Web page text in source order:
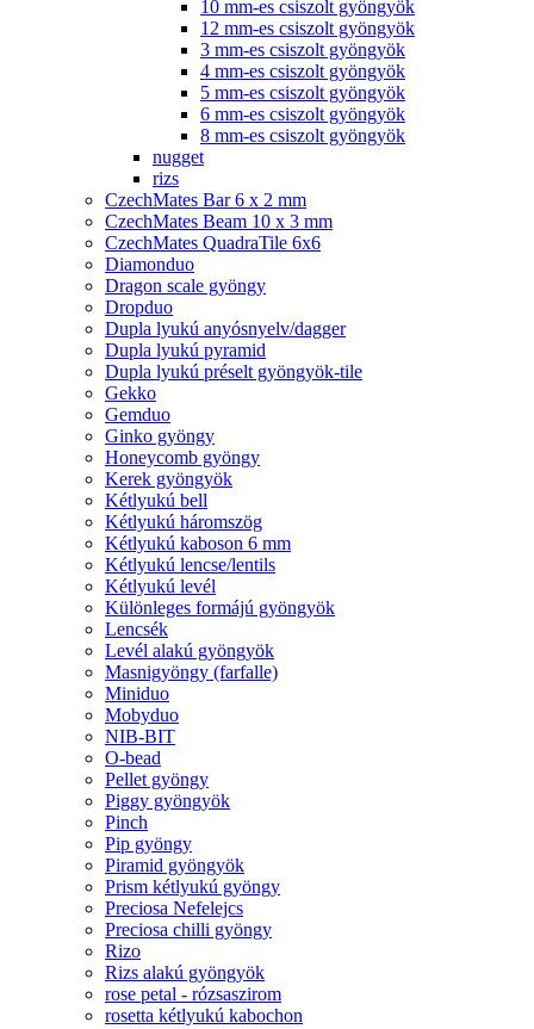
10 mm-es csiszolt gyöngyök
12 mm-es csiszolt gyöngyök
3 mm-es csiszolt gyöngyök
4 mm-es csiszolt gyöngyök
5 mm-es csiszolt gyöngyök
6 mm-es csiszolt gyöngyök
8 mm-es csiszolt gyöngyök
nugget
rizs
CzechMates Bar 6 x 2 mm
CzechMates Beam 10 x 3 mm
CzechMates QuadraTile 6x6
Diamonduo
Dragon scale gyöngy
Dropduo
Dupla lyukú anyósnyelv/dagger
Dupla lyukú pyramid
Dupla lyukú préselt gyöngyök-tile
Gekko
Gemduo
Ginko gyöngy
Honeycomb gyöngy
Kerek gyöngyök
Kétlyukú bell
Kétlyukú háromszög
Kétlyukú kaboson 6 mm
Kétlyukú lencse/lentils
Kétlyukú levél
Különleges formájú gyöngyök
Lencsék
Levél alakú gyöngyök
Masnigyöngy (farfalle)
Miniduo
Mobyduo
NIB-BIT
O-bead
Pellet gyöngy
Piggy gyöngyök
Pinch
Pip gyöngy
Piramid gyöngyök
Prism kétlyukú gyöngy
Preciosa Nefelejcs
Preciosa chilli gyöngy
Rizo
Rizs alakú gyöngyök
rose petal - rózsaszirom
rosetta kétlyukú kabochon